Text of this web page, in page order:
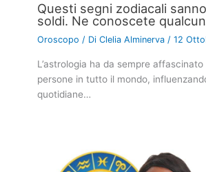
Questi segni zodiacali
soldi. Ne conoscete
Oroscopo / DiClelia Alminerva/12
L’astrologia ha da sempre affascinato
persone in tutto il mondo,
quotidiane…